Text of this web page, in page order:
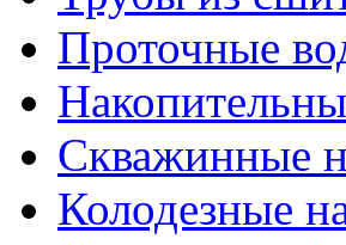
Проточные
Скважинные
Колодезные